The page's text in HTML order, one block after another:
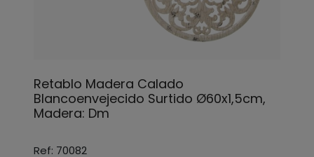
Retablo Madera Calado
Blancoenvejecido Surtido Ø60x1,5cm,
Madera: Dm
Ref: 70082